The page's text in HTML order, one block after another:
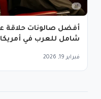
شامل للعرب في أمريكا
فبراير 19, 2026